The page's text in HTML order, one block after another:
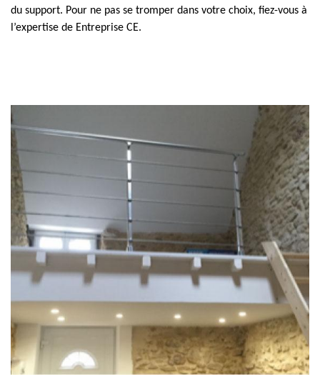
du support. Pour ne pas se tromper dans votre choix, fiez-vous à
l’expertise de Entreprise CE.